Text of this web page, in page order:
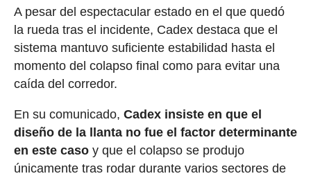
A pesar del espectacular estado en el que quedó
la rueda tras el incidente, Cadex destaca que el
sistema mantuvo suficiente estabilidad hasta el
momento del colapso final como para evitar una
caída del corredor.
En su comunicado, Cadex insiste en que el
diseño de la llanta no fue el factor determinante
en este casoy que el colapso se produjo
únicamente tras rodar durante varios sectores de